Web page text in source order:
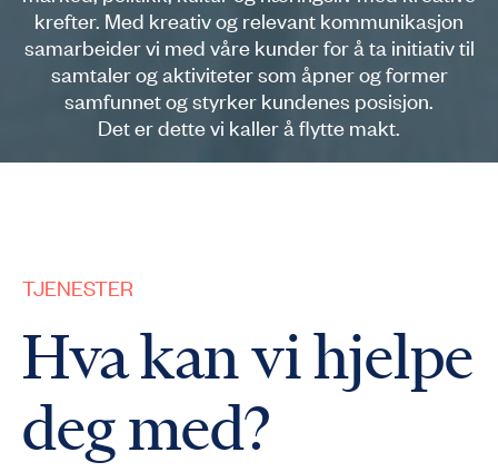
krefter. Med kreativ og relevant kommunikasjon
samarbeider vi med våre kunder for å ta initiativ til
samtaler og aktiviteter som åpner og former
samfunnet og styrker kundenes posisjon.
Det er dette vi kaller å flytte makt.
TJENESTER
Hva kan vi hjelpe
deg med?